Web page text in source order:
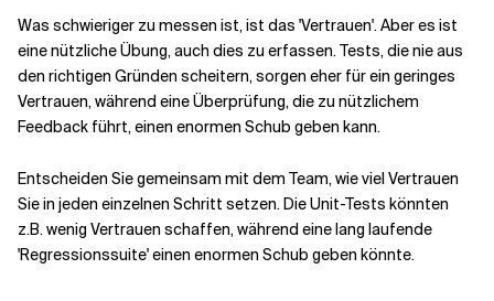
Was schwieriger zu messen ist, ist das 'Vertrauen'. Aber es ist
eine nützliche Übung, auch dies zu erfassen. Tests, die nie aus
den richtigen Gründen scheitern, sorgen eher für ein geringes
Vertrauen, während eine Überprüfung, die zu nützlichem
Feedback führt, einen enormen Schub geben kann.
Entscheiden Sie gemeinsam mit dem Team, wie viel Vertrauen
Sie in jeden einzelnen Schritt setzen. Die Unit-Tests könnten
z.B. wenig Vertrauen schaffen, während eine lang laufende
'Regressionssuite' einen enormen Schub geben könnte.